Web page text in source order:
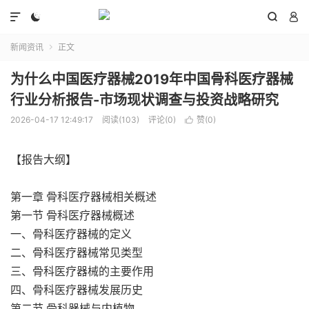
  

新闻资讯  正文
为什么中国医疗器械2019年中国骨科医疗器械
行业分析报告-市场现状调查与投资战略研究
2026-04-17 12:49:17 阅读(103) 评论(0)  赞(0)
【报告大纲】
第一章 骨科医疗器械相关概述
第一节 骨科医疗器械概述
一、骨科医疗器械的定义
二、骨科医疗器械常见类型
三、骨科医疗器械的主要作用
四、骨科医疗器械发展历史